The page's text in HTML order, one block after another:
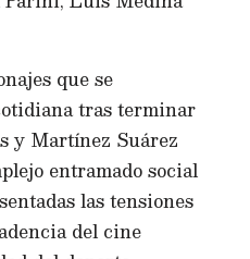
que se
tras terminar
y Martínez Suárez
entramado social
las tensiones
del cine